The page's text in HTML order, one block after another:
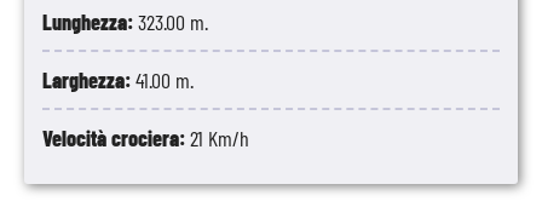
Lunghezza:323.00 m.
Larghezza:41.00 m.
Velocità crociera:21 Km/h